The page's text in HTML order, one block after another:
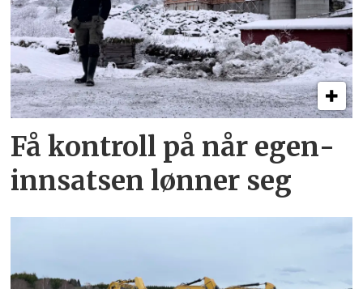
Få kontroll på når egen­
innsatsen lønner seg